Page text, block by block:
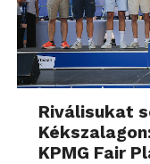
Riválisukat
KPMG Fair